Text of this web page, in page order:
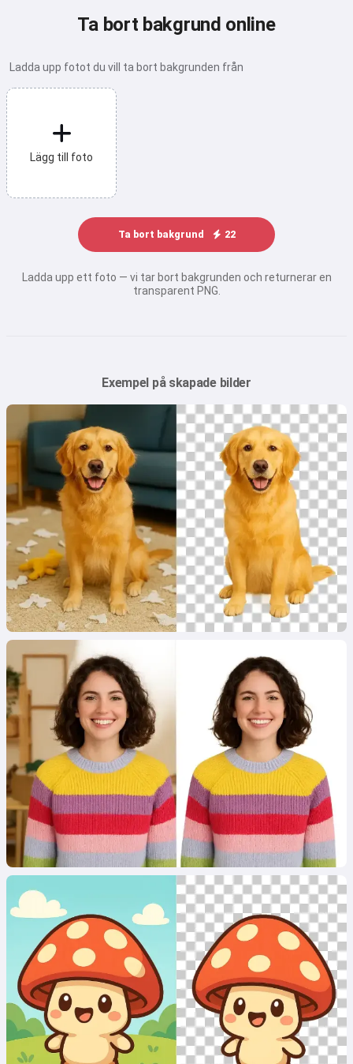
Ta bort bakgrund online
Ladda upp fotot du vill ta bort bakgrunden från
Lägg till foto
Ta bort bakgrund 22
Ladda upp ett foto — vi tar bort bakgrunden och returnerar en
transparent PNG.
Exempel på skapade bilder